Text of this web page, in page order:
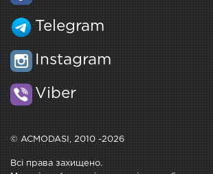
Telegram
Instagram
Viber
© ACMODASI, 2010 -2026
Всі права захищено.